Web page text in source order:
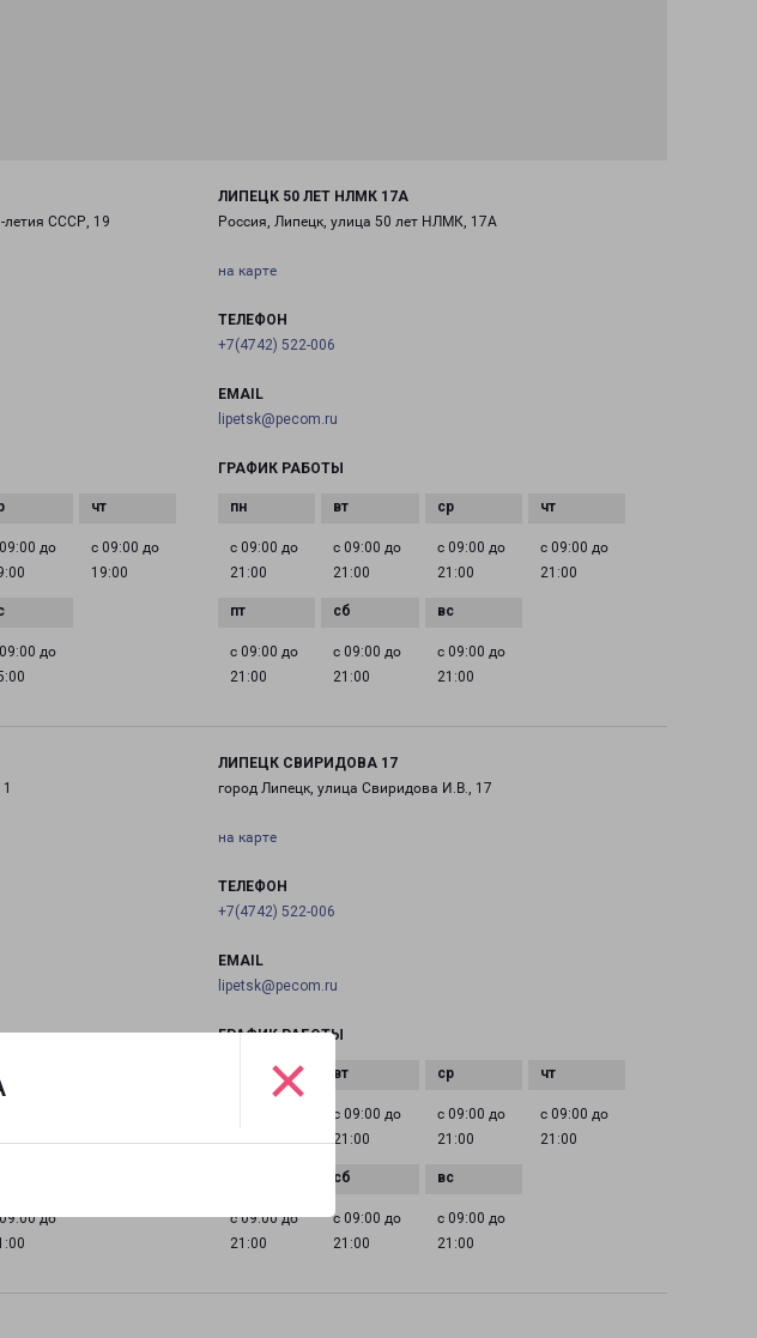
×
летия СССР, 19
до
с 09:00 до
19:00
до
ЛИПЕЦК 50 ЛЕТ НЛМК 17А
Россия, Липецк, улица 50 лет НЛМК, 17А
на карте
ТЕЛЕФОН
+7(4742) 522-006
EMAIL
lipetsk@pecom.ru
ГРАФИК РАБОТЫ
с 09:00 до
21:00
с 09:00 до
21:00
с 09:00 до
21:00
с 09:00 до
21:00
с 09:00 до
21:00
с 09:00 до
21:00
с 09:00 до
21:00
21:00
до
ЛИПЕЦК СВИРИДОВА 17
город Липецк, улица Свиридова И.В., 17
на карте
ТЕЛЕФОН
+7(4742) 522-006
EMAIL
lipetsk@pecom.ru
ГРАФИК РАБОТЫ
21:00
с 09:00 до
21:00
с 09:00 до
21:00
с 09:00 до
21:00
с 09:00 до
21:00
с 09:00 до
21:00
с 09:00 до
21:00